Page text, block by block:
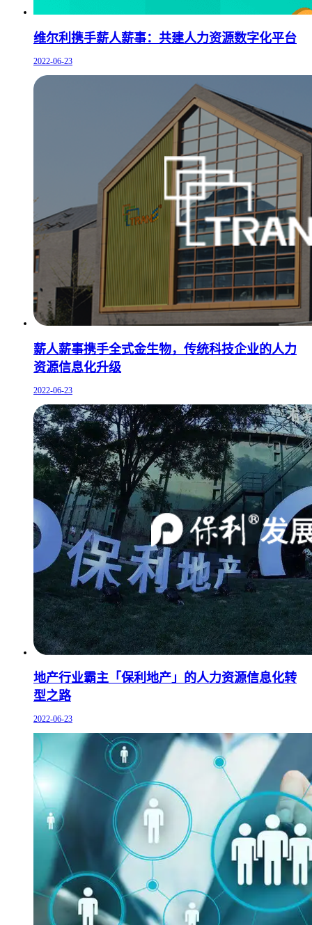
维尔利携手薪人薪事：共建人力资源数字化平台
2022-06-23
薪人薪事携手全式金生物，传统科技企业的人力
资源信息化升级
2022-06-23
地产行业霸主「保利地产」的人力资源信息化转
型之路
2022-06-23